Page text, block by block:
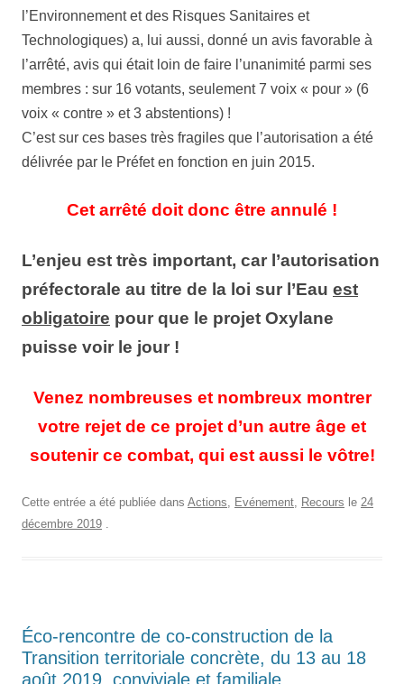
l’Environnement et des Risques Sanitaires et
Technologiques) a, lui aussi, donné un avis favorable à
l’arrêté, avis qui était loin de faire l’unanimité parmi ses
membres : sur 16 votants, seulement 7 voix « pour » (6
voix « contre » et 3 abstentions) !
C’est sur ces bases très fragiles que l’autorisation a été
délivrée par le Préfet en fonction en juin 2015.
Cet arrêté doit donc être annulé !
L’enjeu est très important, car l’autorisation
préfectorale au titre de la loi sur l’Eau est
obligatoire pour que le projet Oxylane
puisse voir le jour !
Venez nombreuses et nombreux montrer
votre rejet de ce projet d’un autre âge et
soutenir ce combat, qui est aussi le vôtre!
Cette entrée a été publiée dans Actions, Evénement, Recours le 24
décembre 2019 .
Éco-rencontre de co-construction de la
Transition territoriale concrète, du 13 au 18
août 2019, conviviale et familiale